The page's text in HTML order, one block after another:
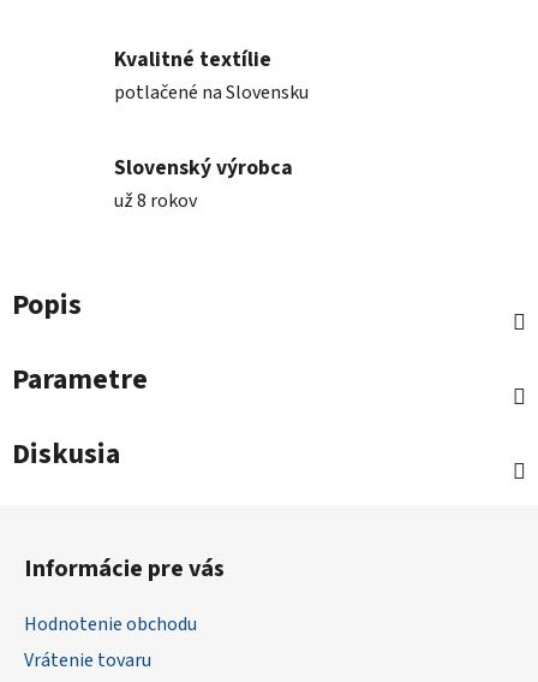
Kvalitné textílie
potlačené na Slovensku
Slovenský výrobca
už 8 rokov
Popis
Parametre
Diskusia
Informácie pre vás
Hodnotenie obchodu
Vrátenie tovaru